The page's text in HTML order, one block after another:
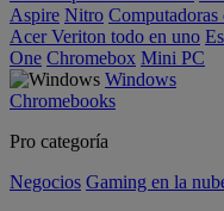
Aspire Nitro
Acer Veriton todo en uno
One Chromebox Mini PC
Windows
Chromebooks
Pro categoría
Negocios Gaming en la